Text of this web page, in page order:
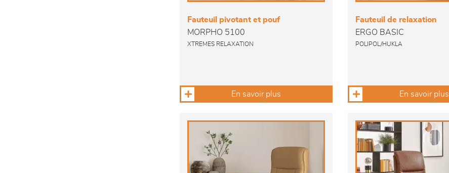
Fauteuil pivotant et pouf
MORPHO 5100
XTREMES RELAXATION
En savoir plus
Fauteuil de relaxation
ERGO BASIC
POLIPOL/HUKLA
En savoir plus